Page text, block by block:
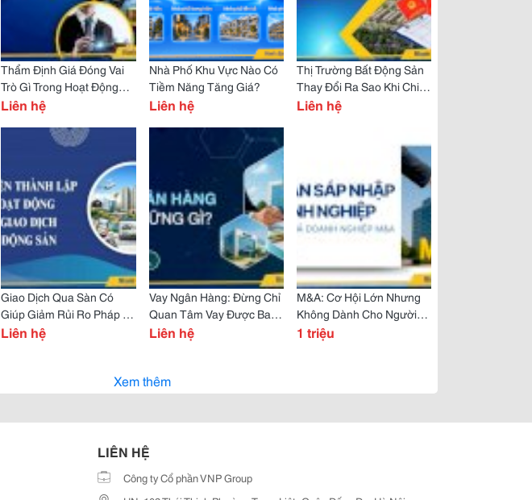
Thẩm Định Giá Đóng Vai
Trò Gì Trong Hoạt Động
Tín Dụng Doanh Nghiệp?
Liên hệ
Nhà Phố Khu Vực Nào Có
Tiềm Năng Tăng Giá?
Liên hệ
Thị Trường Bất Động Sản
Thay Đổi Ra Sao Khi Chi
Phí Pháp Lý Tăng?
Liên hệ
Giao Dịch Qua Sàn Có
Giúp Giảm Rủi Ro Pháp Lý
Không?
Liên hệ
Vay Ngân Hàng: Đừng Chỉ
Quan Tâm Vay Được Bao
Nhiêu
Liên hệ
M&A: Cơ Hội Lớn Nhưng
Không Dành Cho Người
Thiếu Chuẩn Bị
1 triệu
Xem thêm
LIÊN HỆ
Công ty Cổ phần VNP Group